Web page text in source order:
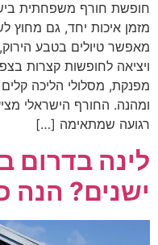
חופשת חורף משפחתית
מזמן איכות יחד, גם מחוץ
מאפשר טיולים בטבע
ויציאה לחופשות קצרות
מפנקת, מסלולי הליכה קלים
ומהנה. החורף הישראלי
רגועה שמתאימה […]
ישנים?